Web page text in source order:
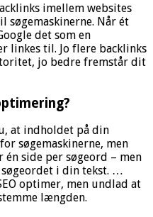
imellem websites
søgemaskinerne. Når ét
det som en
linkes til. Jo flere backlinks
jo bedre fremstår dit
at indholdet på din
søgemaskinerne, men
én side per søgeord – men
i din tekst. …
optimer, men undlad at
længden.